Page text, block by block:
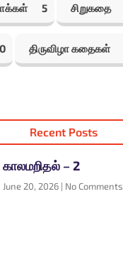
5 சிறுகதை
திருவிழா கதைகள்
Recent Posts
காலமறிதல் – 2
June 20, 2026 No Comments